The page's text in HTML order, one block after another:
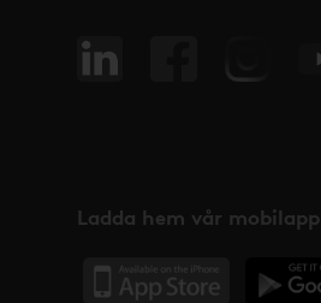
Ladda hem vår mobilapp